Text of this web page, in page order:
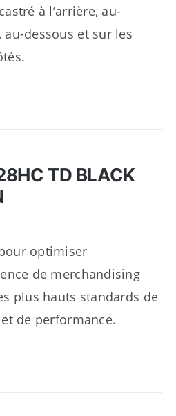
à l’arrière, au-
au-dessous et sur les
TD BLACK
optimiser
de merchandising
plus hauts standards de
de performance.